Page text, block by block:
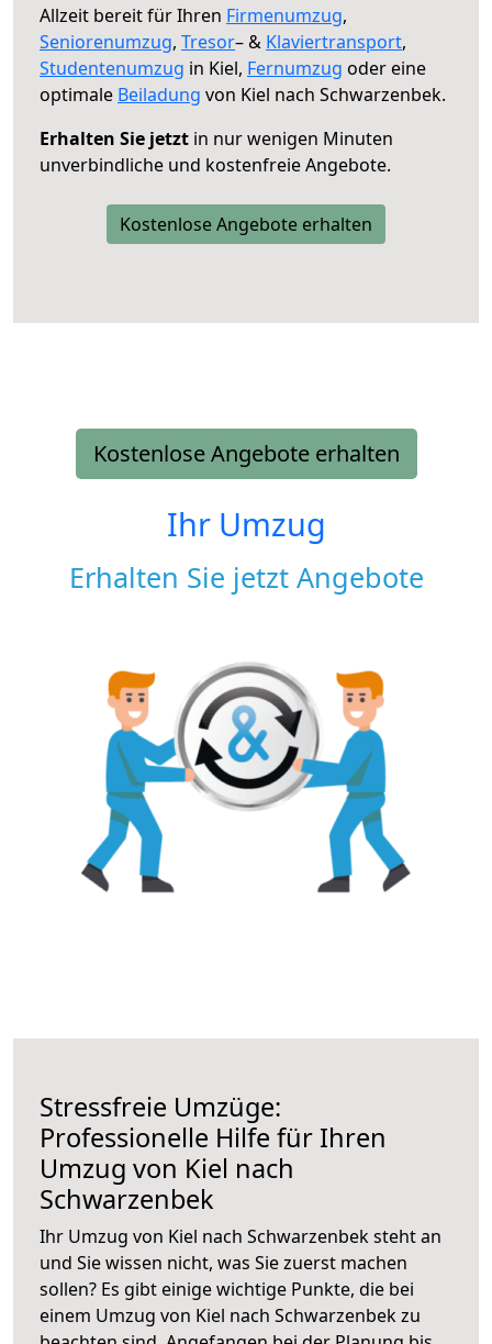
Allzeit bereit für Ihren Firmenumzug,
Seniorenumzug, Tresor– & Klaviertransport,
Studentenumzug in Kiel, Fernumzug oder eine
optimale Beiladung von Kiel nach Schwarzenbek.
Erhalten Sie jetzt in nur wenigen Minuten
unverbindliche und kostenfreie Angebote.
Kostenlose Angebote erhalten
Kostenlose Angebote erhalten
Ihr Umzug
Erhalten Sie jetzt Angebote
Stressfreie Umzüge:
Professionelle Hilfe für Ihren
Umzug von Kiel nach
Schwarzenbek
Ihr Umzug von Kiel nach Schwarzenbek steht an
und Sie wissen nicht, was Sie zuerst machen
sollen? Es gibt einige wichtige Punkte, die bei
einem Umzug von Kiel nach Schwarzenbek zu